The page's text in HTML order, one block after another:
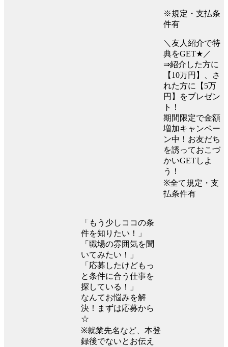
※規定・支払条
件有
＼友人紹介で特
典をGET★／
⇒紹介した方に
【10万円】、さ
れた方に【5万
円】をプレゼン
ト！
期間限定で金額
増加キャンペー
ン中！お友だち
を誘っておこづ
かいGETしよ
う！
※全て規定・支
払条件有
「もう少しココの条
件を知りたい！」
「職場の雰囲気を聞
いてみたい！」
「応募したけどもっ
と条件に合う仕事を
探している！」
なんてお悩みを解
決！まずは応募から
☆
※就業先名など、本登
録後でないとお伝え